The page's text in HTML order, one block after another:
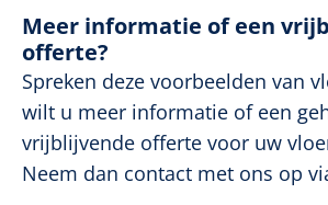
Meer informatie of een
offerte?
Spreken deze voorbeelden van
wilt u meer informatie of een
vrijblijvende offerte voor uw
Neem dan contact met ons op